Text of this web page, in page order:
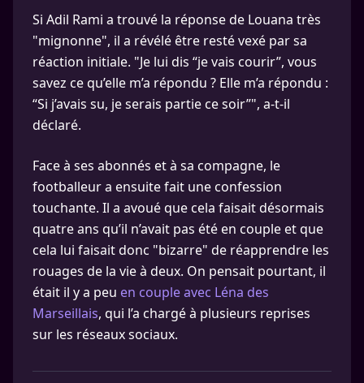
Si Adil Rami a trouvé la réponse de Louana très
"mignonne", il a révélé être resté vexé par sa
réaction initiale. "Je lui dis “je vais courir”, vous
savez ce qu’elle m’a répondu ? Elle m’a répondu :
“Si j’avais su, je serais partie ce soir”", a-t-il
déclaré.
Face à ses abonnés et à sa compagne, le
footballeur a ensuite fait une confession
touchante. Il a avoué que cela faisait désormais
quatre ans qu’il n’avait pas été en couple et que
cela lui faisait donc "bizarre" de réapprendre les
rouages de la vie à deux. On pensait pourtant, il
était il y a peu en couple avec Léna des
Marseillais, qui l’a chargé à plusieurs reprises
sur les réseaux sociaux.